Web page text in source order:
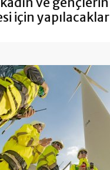
için yapılacaklar